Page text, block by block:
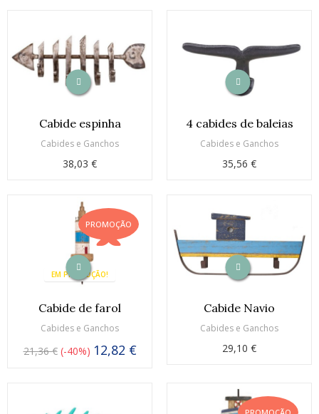
Cabide espinha
Cabides e Ganchos
38,03 €
4 cabides de baleias
Cabides e Ganchos
35,56 €
EM PROMOÇÃO!
PROMOÇÃO
Cabide de farol
Cabides e Ganchos
21,36 € -40% 12,82 €
Cabide Navio
Cabides e Ganchos
29,10 €